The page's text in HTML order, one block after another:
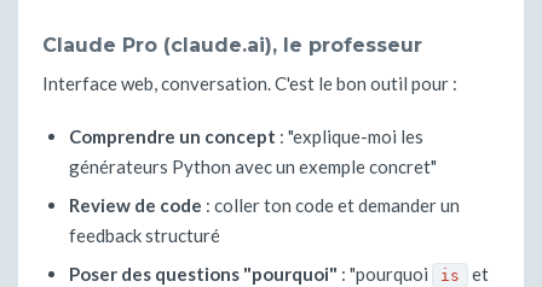
Claude Pro (claude.ai), le professeur
Interface web, conversation. C'est le bon outil pour :
Comprendre un concept : "explique-moi les
générateurs Python avec un exemple concret"
Review de code : coller ton code et demander un
feedback structuré
Poser des questions "pourquoi" : "pourquoi is et